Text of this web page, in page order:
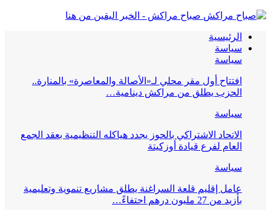
صباح مراكش - الخبر اليقين من هنا
الرئيسية
سياسة
سياسة
افتتاح أول مقر محلي لـ«الأصالة والمعاصرة» بالمنارة..
الحزب يطلق من مراكش دينامية…
سياسة
الاتحاد الاشتراكي بالحوز يجدد هياكله التنظيمية بعقد الجمع
العام لفرع قيادة أوزكيتة
سياسة
عامل إقليم قلعة السراغنة يطلق مشاريع تنموية وتعليمية
بأزيد من 27 مليون درهم احتفاءً…